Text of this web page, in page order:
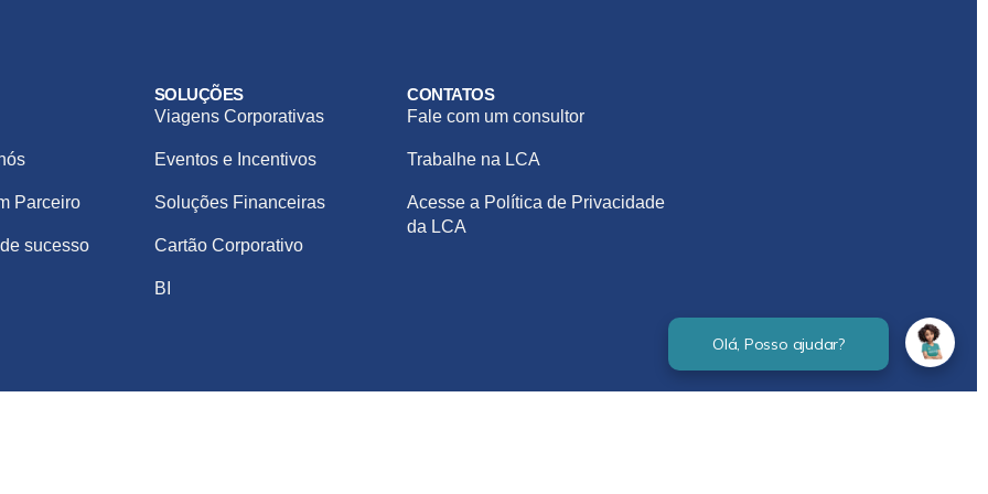
Parceiro
sucesso
SOLUÇÕES
Viagens Corporativas
Eventos e Incentivos
Soluções Financeiras
Cartão Corporativo
BI
CONTATOS
Fale com um consultor
Trabalhe na LCA
Acesse a Política de Privacidade
da LCA